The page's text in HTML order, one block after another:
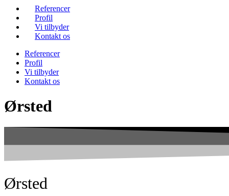
Referencer
Profil
Vi tilbyder
Kontakt os
Referencer
Profil
Vi tilbyder
Kontakt os
Ørsted
Ørsted